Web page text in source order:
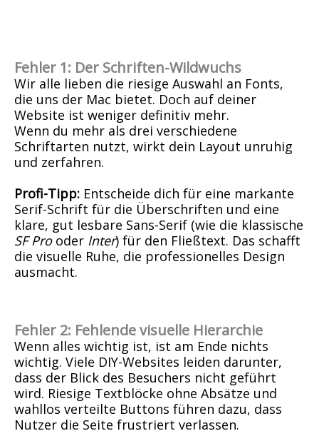
Fehler 1: Der Schriften-Wildwuchs
Wir alle lieben die riesige Auswahl an Fonts,
die uns der Mac bietet. Doch auf deiner
Website ist weniger definitiv mehr.
Wenn du mehr als drei verschiedene
Schriftarten nutzt, wirkt dein Layout unruhig
und zerfahren.
Profi-Tipp: Entscheide dich für eine markante
Serif-Schrift für die Überschriften und eine
klare, gut lesbare Sans-Serif (wie die klassische
SF Prooder Inter) für den Fließtext. Das schafft
die visuelle Ruhe, die professionelles Design
ausmacht.
Fehler 2: Fehlende visuelle Hierarchie
Wenn alles wichtig ist, ist am Ende nichts
wichtig. Viele DIY-Websites leiden darunter,
dass der Blick des Besuchers nicht geführt
wird. Riesige Textblöcke ohne Absätze und
wahllos verteilte Buttons führen dazu, dass
Nutzer die Seite frustriert verlassen.